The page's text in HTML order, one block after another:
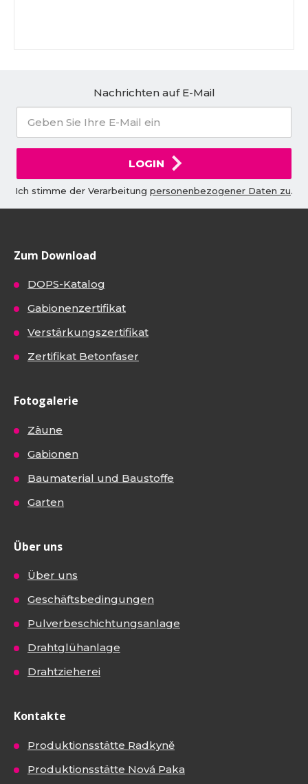
Nachrichten auf E-Mail
LOGIN
Ich stimme der Verarbeitung personenbezogener Daten zu.
Zum Download
DOPS-Katalog
Gabionenzertifikat
Verstärkungszertifikat
Zertifikat Betonfaser
Fotogalerie
Zäune
Gabionen
Baumaterial und Baustoffe
Garten
Über uns
Über uns
Geschäftsbedingungen
Pulverbeschichtungsanlage
Drahtglühanlage
Drahtzieherei
Kontakte
Produktionsstätte Radkyně
Produktionsstätte Nová Paka